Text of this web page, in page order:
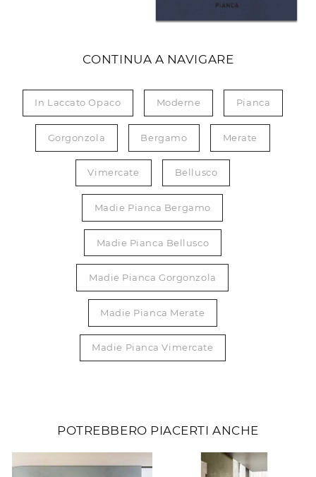
CONTINUA A NAVIGARE
In Laccato Opaco Moderne Pianca
Gorgonzola Bergamo Merate
Vimercate Bellusco
Madie Pianca Bergamo
Madie Pianca Bellusco
Madie Pianca Gorgonzola
Madie Pianca Merate
Madie Pianca Vimercate
POTREBBERO PIACERTI ANCHE